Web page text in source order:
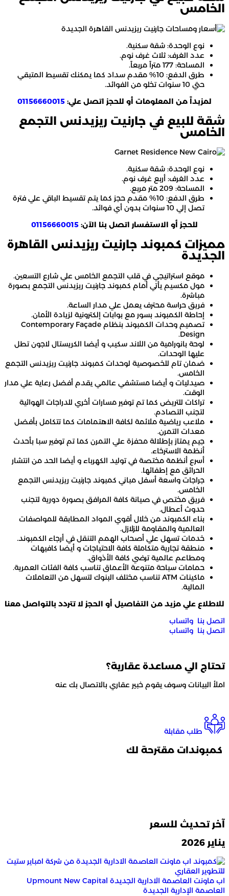
الخامس
نوع الوحدة: شقة سكنية.
عدد الغرف: ثلاث غرف نوم.
المساحة: 177 متراً مربعاً.
طرق الدفع: 10% مقدم سداد كما يمكنك تقسيط المتبقي
حتي 10 سنوات تخلو من الفوائد.
لمزيداً من المعلومات أو للحجز اتصل علي: 01156660015
شقة للبيع في جارنيت ريزيدنس التجمع
الخامس
نوع الوحدة: شقة سكنية.
عدد الغرف: أربع غرف نوم.
المساحة: 209 متر مربع.
طرق الدفع: 10% مقدم حجز كما يتم تقسيط الباقي علي فترة
تصل إلي 10 سنوات بدون أي فوائد.
للحجز أو الاستفسار اتصل بنا الآن: 01156660015
مميزات كمبوند جارنيت ريزيدنس القاهرة
الجديدة
موقع استراتيجي في قلب التجمع الخامس علي شارع التسعين.
مول مكسيم يأتي أمام كمبوند جارنيت ريزيدنس التجمع بصورة
مباشرة.
فريق حراسة محترف يعمل علي مدار الساعة.
إحاطة الكمبوند بسور مع بوابات إلكترونية لزيادة الأمان.
تصميم وحدات الكمبوند بنظام Contemporary Façade
Design.
لوحة بانورامية من اللاند سكيب و أيضا الكريستال لاجون تطل
عليها الوحدات.
ضمان تام للخصوصية لوحدات كمبوند جارنيت ريزيدنس التجمع
الخامس.
صيدليات و أيضا مستشفي عالمي يقدم أفضل رعاية علي مدار
الوقت.
تراكات للتريض كما تم توفير مسارات أخري للدراجات الهوائية
لتجنب التصادم.
ملاعب رياضية ملائمة لكافة الاهتمامات كما تتكامل بأفضل
معدات التمرن.
جيم يمتاز بإطلالة محفزة علي التمرن كما تم توفير سبا بأحدث
أنظمة الاسترخاء.
أسرع أنظمة مختصة في توليد الكهرباء و أيضا الحد من انتشار
الحرائق مع إطفائها.
جراجات واسعة أسفل مباني كمبوند جارنيت ريزيدنس التجمع
الخامس.
فريق مختص في صيانة كافة المرافق بصورة دورية لتجنب
حدوث أعطال.
بناء الكمبوند من خلال أقوي المواد المطابقة للمواصفات
العالمية والمقاومة للزلازل.
خدمات تسهل علي أصحاب الهمم التنقل في أرجاء الكمبوند.
منطقة تجارية متكاملة كافة الاحتياجات و أيضا كافيهات
ومطاعم عالمية ترضي كافة الأذواق.
حمامات سباحة متنوعة الأعماق تناسب كافة الفئات العمرية.
ماكينات ATM تناسب مختلف البنوك لتسهل من التعاملات
المالية.
للاطلاع علي مزيد من التفاصيل أو الحجز لا تتردد بالتواصل معنا
اتصل بنا واتساب
اتصل بنا واتساب
تحتاج الي مساعدة عقارية؟
املأ البيانات وسوف يقوم خبير عقاري بالاتصال بك عنه
طلب مقابلة
كمبوندات مقترحة لك
آخر تحديث للسعر
يناير 2026
اب ماونت العاصمة الادارية الجديدة Upmount New Capital
العاصمة الإدارية الجديدة